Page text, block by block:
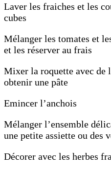
Laver les fraiches et les
cubes
Mélanger les tomates et
et les réserver au frais
Mixer la roquette avec de
obtenir une pâte
Emincer l’anchois
Mélanger l’ensemble
une petite assiette ou des
Décorer avec les herbes